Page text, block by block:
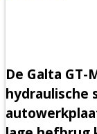
De Galta GT-
hydraulische